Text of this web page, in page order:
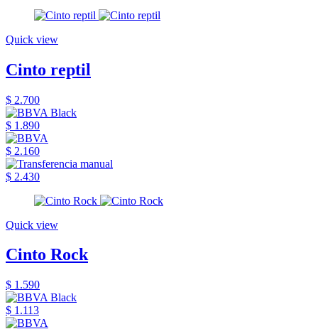
Quick view
Cinto reptil
$ 2.700
$ 1.890
$ 2.160
$ 2.430
Quick view
Cinto Rock
$ 1.590
$ 1.113